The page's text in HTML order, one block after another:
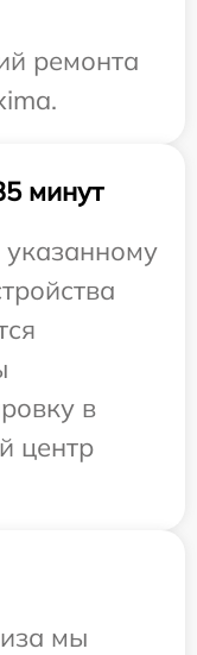
ремонта
минут
в
центр
мы